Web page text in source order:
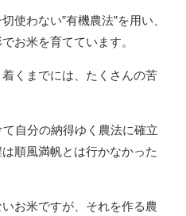
使わない”有機農法”を用い、
お米を育てています。
くまでには、たくさんの苦
て自分の納得ゆく農法に確立
順風満帆とは行かなかった
お米ですが、それを作る農